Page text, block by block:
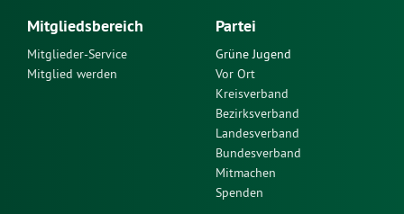
Mitgliedsbereich
Mitglieder-Service
Mitglied werden
Partei
Grüne Jugend
Vor Ort
Kreisverband
Bezirksverband
Landesverband
Bundesverband
Mitmachen
Spenden